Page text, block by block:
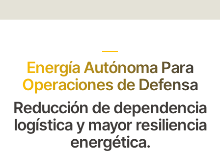
Energía Autónoma Para
Operaciones de Defensa
Reducción de dependencia
logística y mayor resiliencia
energética.